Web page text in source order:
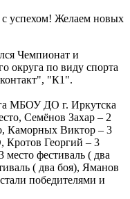
с успехом! Желаем новых
Чемпионат и
округа по виду спорта
"К1".
МБОУ ДО г. Иркутска
Семёнов Захар – 2
Каморных Виктор – 3
Георгий – 3
фестиваль ( два
( два боя), Яманов
победителями и